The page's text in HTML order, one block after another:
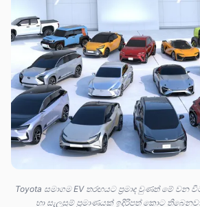
Toyota සමාගම EV තරඟයට ප්‍රමාද වුණත් මේ වන
හා සැලසුම් ප්‍රමාණයක් ඉදිරිපත් කොට තිබෙනවා.